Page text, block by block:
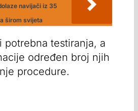
navijači iz 35
širom svijeta
potrebna testiranja, a
određen broj njih
procedure.